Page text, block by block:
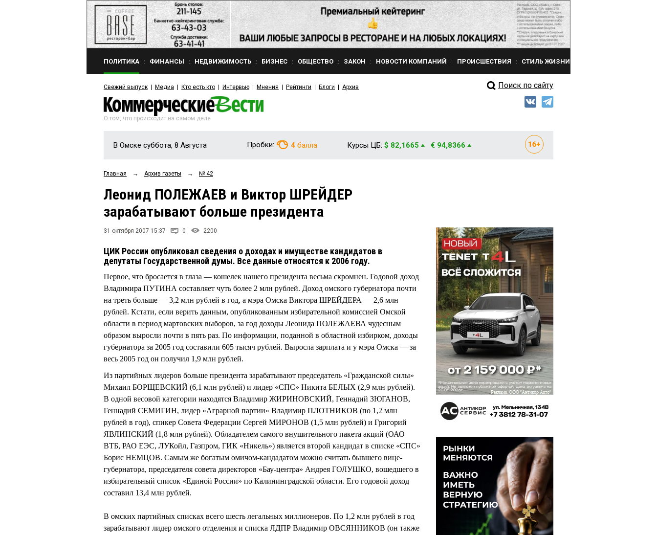
ПОЛИТИКА ФИНАНСЫ НЕДВИЖИМОСТЬ БИЗНЕС ОБЩЕСТВО ЗАКОН НОВОСТИ КОМПАНИЙ ПРОИСШЕСТВИЯ СТИЛЬ ЖИЗНИ
Свежий выпуск Медиа Кто есть кто Интервью Мнения Рейтинги Блоги Архив Поиск по сайту
О том, что происходит на самом деле
В Омске суббота, 8 Августа Пробки: 4 балла Курсы ЦБ: $ 82,1665 € 94,8366
Главная → Архив газеты → № 42
Леонид ПОЛЕЖАЕВ и Виктор ШРЕЙДЕР
зарабатывают больше президента
31 октября 2007 15:37 0 2200
ЦИК России опубликовал сведения о доходах и имуществе кандидатов в
депутаты Государственной думы. Все данные относятся к 2006 году.
Первое, что бросается в глаза — кошелек нашего президента весьма скромнен. Годовой доход
Владимира ПУТИНА составляет чуть более 2 млн рублей. Доход омского губернатора почти
на треть больше — 3,2 млн рублей в год, а мэра Омска Виктора ШРЕЙДЕРА — 2,6 млн
рублей. Кстати, если верить данным, опубликованным избирательной комиссией Омской
области в период мартовских выборов, за год доходы Леонида ПОЛЕЖАЕВА чудесным
образом выросли почти в пять раз. По информации, поданной в областной избирком, доходы
губернатора за 2005 год составили 605 тысяч рублей. Выросла зарплата и у мэра Омска — за
весь 2005 год он получил 1,9 млн рублей.
Из партийных лидеров больше президента зарабатывают председатель «Гражданской силы»
Михаил БОРЩЕВСКИЙ (6,1 млн рублей) и лидер «СПС» Никита БЕЛЫХ (2,9 млн рублей).
В одной весовой категории находятся Владимир ЖИРИНОВСКИЙ, Геннадий ЗЮГАНОВ,
Геннадий СЕМИГИН, лидер «Аграрной партии» Владимир ПЛОТНИКОВ (по 1,2 млн
рублей в год), спикер Совета Федерации Сергей МИРОНОВ (1,5 млн рублей) и Григорий
ЯВЛИНСКИЙ (1,8 млн рублей). Обладателем самого внушительного пакета акций (ОАО
ВТБ, РАО ЕЭС, ЛУКойл, Газпром, ГИК «Никель») является второй кандидат в списке «СПС»
Борис НЕМЦОВ. Самым же богатым омичом-кандадатом можно считать бывшего вице-
губернатора, председателя совета директоров «Бау-центра» Андрея ГОЛУШКО, вошедшего в
избирательный список «Единой России» по Калининградской области. Его годовой доход
составил 13,4 млн рублей.
В омских партийных списках всего шесть легальных миллионеров. По 1,2 млн рублей в год
зарабатывают лидер омского отделения и списка ЛДПР Владимир ОВСЯННИКОВ (он также